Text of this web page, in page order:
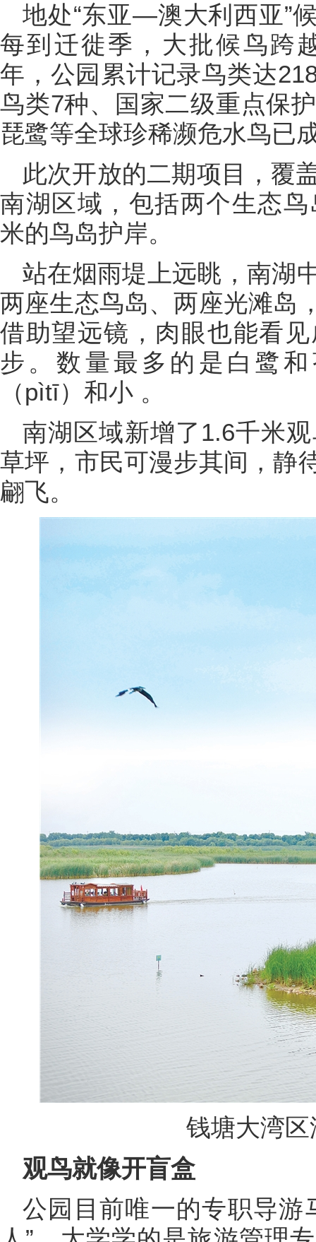
地处“东亚—澳大利西亚”
每到迁徙季，大批候鸟跨
年，公园累计记录鸟类达
鸟类7种、国家二级重点保
琵鹭等全球珍稀濒危水鸟已
此次开放的二期项目，覆
南湖区域，包括两个生态
米的鸟岛护岸。
站在烟雨堤上远眺，南湖
两座生态鸟岛、两座光滩岛
借助望远镜，肉眼也能看
步。数量最多的是白鹭
（pìtī）和小 。
南湖区域新增了1.6千米
草坪，市民可漫步其间，静
翩飞。
钱塘大湾
观鸟就像开盲盒
公园目前唯一的专职导游